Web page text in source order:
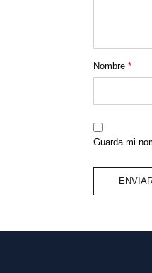
Nombre *
Guarda mi